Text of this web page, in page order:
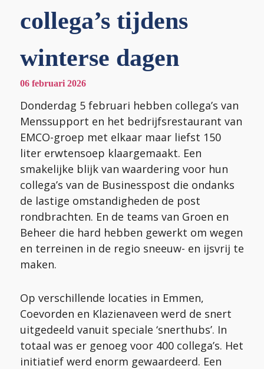
Montage & Assemblage
Metaal
Houtbewerking
Verpakken
Facilitaire dienstverlening
Keuken & Restaurant
Buiten
Brug- en sluiswachters
Parkeerbeheer
Groen
Technische dienst
NetWerk Emmen
Logistiek
Business Post
Logistieke dienstverlening
Arbeidsmatige dagbesteding
Detacheren
Nieuws
Contact
collega’s tijdens
winterse dagen
06 februari 2026
Donderdag 5 februari hebben collega’s van
Menssupport en het bedrijfsrestaurant van
EMCO-groep met elkaar maar liefst 150
liter erwtensoep klaargemaakt. Een
smakelijke blijk van waardering voor hun
collega’s van de Businesspost die ondanks
de lastige omstandigheden de post
rondbrachten. En de teams van Groen en
Beheer die hard hebben gewerkt om wegen
en terreinen in de regio sneeuw- en ijsvrij te
maken.
Op verschillende locaties in Emmen,
Coevorden en Klazienaveen werd de snert
uitgedeeld vanuit speciale ‘snerthubs’. In
totaal was er genoeg voor 400 collega’s. Het
initiatief werd enorm gewaardeerd. Een